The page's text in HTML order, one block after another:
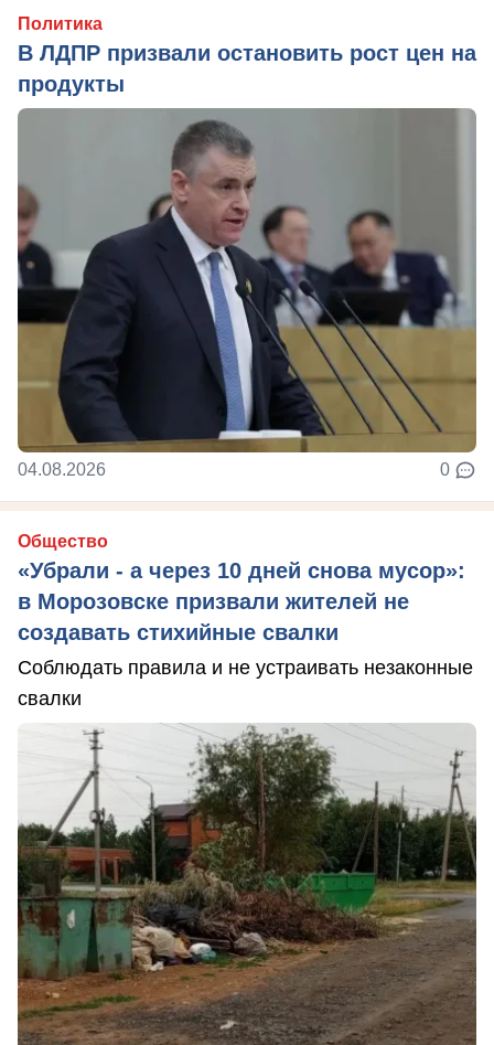
Политика
В ЛДПР призвали остановить рост цен на
продукты
04.08.2026 0
Общество
«Убрали - а через 10 дней снова мусор»:
в Морозовске призвали жителей не
создавать стихийные свалки
Соблюдать правила и не устраивать незаконные
свалки